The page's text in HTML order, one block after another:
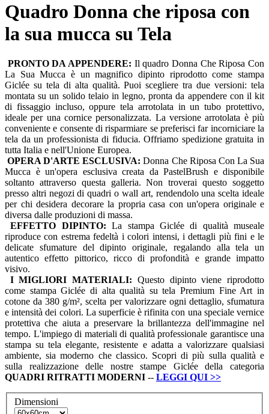
Quadro Donna che riposa con
la sua mucca su Tela
PRONTO DA APPENDERE: Il quadro Donna Che Riposa Con
La Sua Mucca è un magnifico dipinto riprodotto come stampa
Giclée su tela di alta qualità. Puoi scegliere tra due versioni: tela
montata su un solido telaio in legno, pronta da appendere con il kit
di fissaggio incluso, oppure tela arrotolata in un tubo protettivo,
ideale per una cornice personalizzata. La versione arrotolata è più
conveniente e consente di risparmiare se preferisci far incorniciare la
tela da un professionista di fiducia. Offriamo spedizione gratuita in
tutta Italia e nell'Unione Europea.
OPERA D'ARTE ESCLUSIVA:Donna Che Riposa Con La Sua
Mucca è un'opera esclusiva creata da PastelBrush e disponibile
soltanto attraverso questa galleria. Non troverai questo soggetto
presso altri negozi di quadri o wall art, rendendolo una scelta ideale
per chi desidera decorare la propria casa con un'opera originale e
diversa dalle produzioni di massa.
EFFETTO DIPINTO: La stampa Giclée di qualità museale
riproduce con estrema fedeltà i colori intensi, i dettagli più fini e le
delicate sfumature del dipinto originale, regalando alla tela un
autentico effetto pittorico, ricco di profondità e grande impatto
visivo.
I MIGLIORI MATERIALI: Questo dipinto viene riprodotto
come stampa Giclée di alta qualità su tela Premium Fine Art in
cotone da 380 g/m², scelta per valorizzare ogni dettaglio, sfumatura
e intensità dei colori. La superficie è rifinita con una speciale vernice
protettiva che aiuta a preservare la brillantezza dell'immagine nel
tempo. L'impiego di materiali di qualità professionale garantisce una
stampa su tela elegante, resistente e adatta a valorizzare qualsiasi
ambiente, sia moderno che classico. Scopri di più sulla qualità e
sulla realizzazione delle nostre stampe Giclée della categoria
QUADRI RITRATTI MODERNI -- LEGGI QUI >>
Dimensioni